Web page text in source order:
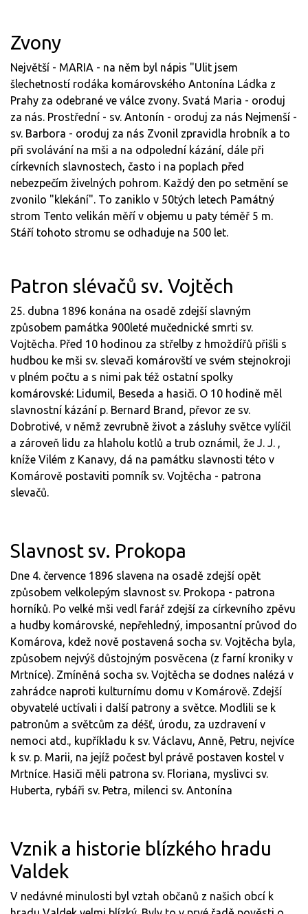
Zvony
Největší - MARIA - na něm byl nápis "Ulit jsem
šlechetností rodáka komárovského Antonína Ládka z
Prahy za odebrané ve válce zvony. Svatá Maria - oroduj
za nás. Prostřední - sv. Antonín - oroduj za nás Nejmenší -
sv. Barbora - oroduj za nás Zvonil zpravidla hrobník a to
při svolávání na mši a na odpolední kázání, dále při
církevních slavnostech, často i na poplach před
nebezpečím živelných pohrom. Každý den po setmění se
zvonilo "klekání". To zaniklo v 50tých letech Památný
strom Tento velikán měří v objemu u paty téměř 5 m.
Stáří tohoto stromu se odhaduje na 500 let.
Patron slévačů sv. Vojtěch
25. dubna 1896 konána na osadě zdejší slavným
způsobem památka 900leté mučednické smrti sv.
Vojtěcha. Před 10 hodinou za střelby z hmoždířů přišli s
hudbou ke mši sv. slevači komárovští ve svém stejnokroji
v plném počtu a s nimi pak též ostatní spolky
komárovské: Lidumil, Beseda a hasiči. O 10 hodině měl
slavnostní kázání p. Bernard Brand, převor ze sv.
Dobrotivé, v němž zevrubně život a zásluhy světce vylíčil
a zároveň lidu za hlaholu kotlů a trub oznámil, že J. J. ,
kníže Vilém z Kanavy, dá na památku slavnosti této v
Komárově postaviti pomník sv. Vojtěcha - patrona
slevačů.
Slavnost sv. Prokopa
Dne 4. července 1896 slavena na osadě zdejší opět
způsobem velkolepým slavnost sv. Prokopa - patrona
horníků. Po velké mši vedl farář zdejší za církevního zpěvu
a hudby komárovské, nepřehledný, imposantní průvod do
Komárova, kdež nově postavená socha sv. Vojtěcha byla,
způsobem nejvýš důstojným posvěcena (z farní kroniky v
Mrtníce). Zmíněná socha sv. Vojtěcha se dodnes nalézá v
zahrádce naproti kulturnímu domu v Komárově. Zdejší
obyvatelé uctívali i další patrony a světce. Modlili se k
patronům a světcům za déšť, úrodu, za uzdravení v
nemoci atd., kupříkladu k sv. Václavu, Anně, Petru, nejvíce
k sv. p. Marii, na jejíž počest byl právě postaven kostel v
Mrtníce. Hasiči měli patrona sv. Floriana, myslivci sv.
Huberta, rybáři sv. Petra, milenci sv. Antonína
Vznik a historie blízkého hradu
Valdek
V nedávné minulosti byl vztah občanů z našich obcí k